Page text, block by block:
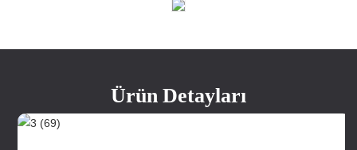
Ürün Detayları